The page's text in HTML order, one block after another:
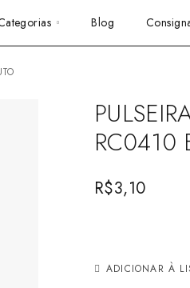
Blog
RC0410
R$3,10
ADICIONAR À